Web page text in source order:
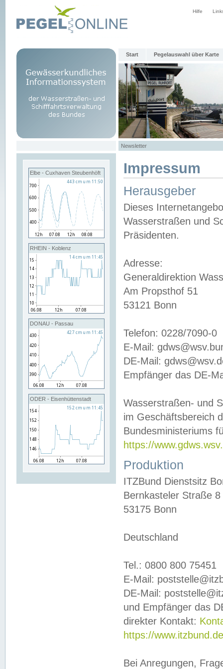
Hilfe
Start Pegelauswahl über Karte
Newsletter
Elbe - Cuxhaven Steubenhöft
RHEIN - Koblenz
DONAU - Passau
ODER - Eisenhüttenstadt
Impressum
Herausgeber
Dieses
Wasserstraßen und
Präsidenten.
Adresse:
Generaldirektion
Am Propsthof 51
53121 Bonn
Telefon: 0228/7090-0
E-Mail:
DE-Mail:
Empfänger das DE-
Wasserstraßen- und
im Geschäftsbereich
Bundesministeriums
https://
Produktion
ITZBund Dienstsitz
Bernkasteler Straße 8
53175 Bonn
Deutschland
Tel.: 0800 800 75451
E-Mail:
DE-Mail:
und Empfänger das
direkter Kontakt:
https://
Bei Anregungen,